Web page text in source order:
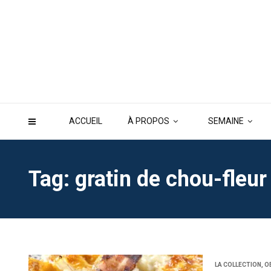
ACCUEIL À PROPOS SEMAINE
Tag: gratin de chou-fleur
LA COLLECTION